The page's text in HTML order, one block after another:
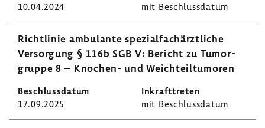
10.04.2024 mit Beschluss­datum
Richt­linie ambu­lante spezi­al­fach­ärzt­liche
Versor­gung § 116b SGB V: Bericht zu Tumor­
gruppe 8 – Knochen-​ und Weich­teil­tu­moren
17.09.2025 mit Beschluss­datum